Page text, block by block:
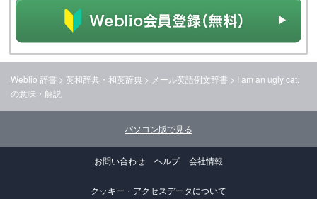
Weblio 辞書 > 英和辞典・和英辞典 > メール英語例文辞書 > I am an ugly cat.
の意味・解説
パソコン版で見る
お問い合わせ ヘルプ 会社情報
クッキー・アクセスデータについて